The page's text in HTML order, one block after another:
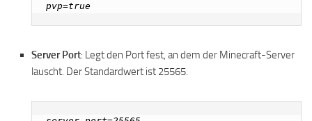
Server Port: Legt den Port fest, an dem der Minecraft-Server
lauscht. Der Standardwert ist 25565.